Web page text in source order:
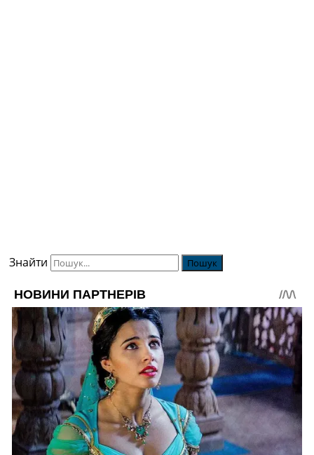
Знайти